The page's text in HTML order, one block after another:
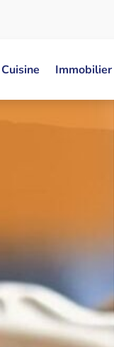
Cuisine Immobilier